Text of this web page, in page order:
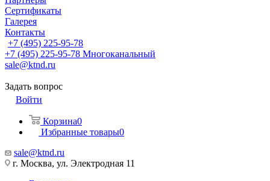
Сертификаты
Галерея
Контакты
+7 (495) 225-95-78
+7 (495) 225-95-78 Многоканальный
sale@ktnd.ru
Задать вопрос
Войти
Корзина0
Избранные товары0
sale@ktnd.ru
г. Москва, ул. Электродная 11